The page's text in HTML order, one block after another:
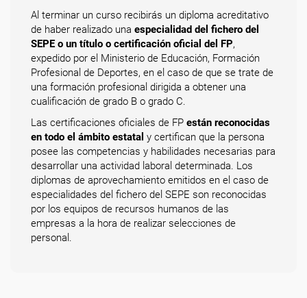
Al terminar un curso recibirás un diploma acreditativo
de haber realizado una especialidad del fichero del
SEPE o un título o certificación oficial del FP,
expedido por el Ministerio de Educación, Formación
Profesional de Deportes, en el caso de que se trate de
una formación profesional dirigida a obtener una
cualificación de grado B o grado C.
Las certificaciones oficiales de FP están reconocidas
en todo el ámbito estatal y certifican que la persona
posee las competencias y habilidades necesarias para
desarrollar una actividad laboral determinada. Los
diplomas de aprovechamiento emitidos en el caso de
especialidades del fichero del SEPE son reconocidas
por los equipos de recursos humanos de las
empresas a la hora de realizar selecciones de
personal.